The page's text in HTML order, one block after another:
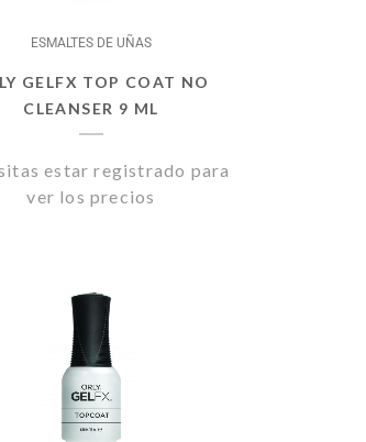
ESMALTES DE UÑAS
GELFX TOP COAT NO
CLEANSER 9 ML
estar registrado para
ver los precios